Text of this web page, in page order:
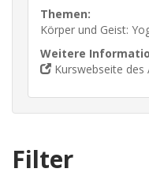
Themen:
Körper und Geist:
Weitere
Kurswebseite des
Filter